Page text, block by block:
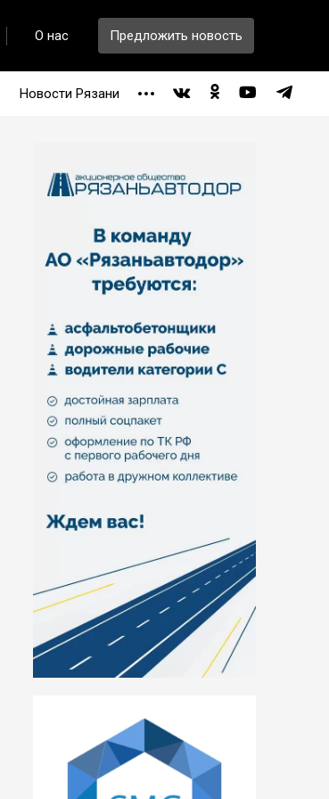
О нас Предложить новость
Новости Рязани